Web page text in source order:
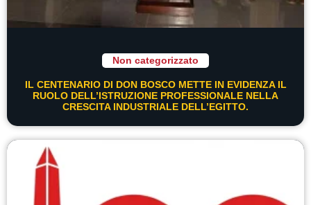
Non categorizzato
IL CENTENARIO DI DON BOSCO METTE IN EVIDENZA IL
RUOLO DELL’ISTRUZIONE PROFESSIONALE NELLA
CRESCITA INDUSTRIALE DELL’EGITTO.